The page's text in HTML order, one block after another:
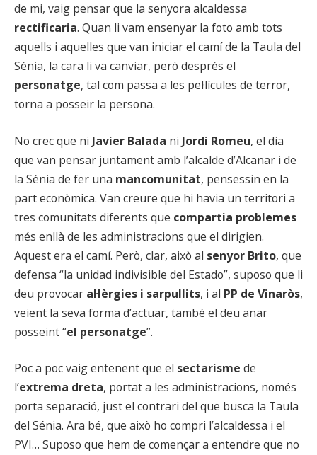
de mi, vaig pensar que la senyora alcaldessa
rectificaria. Quan li vam ensenyar la foto amb tots
aquells i aquelles que van iniciar el camí de la Taula del
Sénia, la cara li va canviar, però després el
personatge, tal com passa a les pel·lícules de terror,
torna a posseir la persona.
No crec que ni Javier Balada ni Jordi Romeu, el dia
que van pensar juntament amb l’alcalde d’Alcanar i de
la Sénia de fer una mancomunitat, pensessin en la
part econòmica. Van creure que hi havia un territori a
tres comunitats diferents que compartia problemes
més enllà de les administracions que el dirigien.
Aquest era el camí. Però, clar, això al senyor Brito, que
defensa “la unidad indivisible del Estado”, suposo que li
deu provocar al·lèrgies i sarpullits, i al PP de Vinaròs,
veient la seva forma d’actuar, també el deu anar
posseint “el personatge”.
Poc a poc vaig entenent que el sectarisme de
l’extrema dreta, portat a les administracions, només
porta separació, just el contrari del que busca la Taula
del Sénia. Ara bé, que això ho compri l’alcaldessa i el
PVI… Suposo que hem de començar a entendre que no